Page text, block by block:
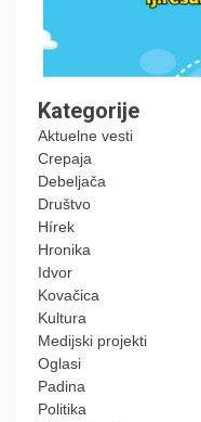
Kategorije
Aktuelne vesti
Crepaja
Debeljača
Društvo
Hírek
Hronika
Idvor
Kovačica
Kultura
Medijski projekti
Oglasi
Padina
Politika